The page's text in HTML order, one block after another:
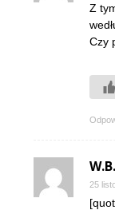
Z
Czy
25